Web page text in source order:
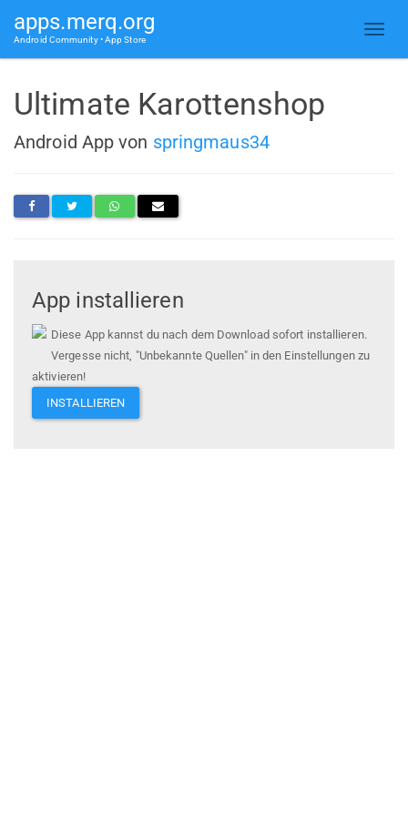
apps.merq.org
Android Community • App Store
Ultimate Karottenshop
Android App von springmaus34
App installieren
Diese App kannst du nach dem Download sofort installieren.
Vergesse nicht, "Unbekannte Quellen" in den Einstellungen zu
aktivieren!
INSTALLIEREN